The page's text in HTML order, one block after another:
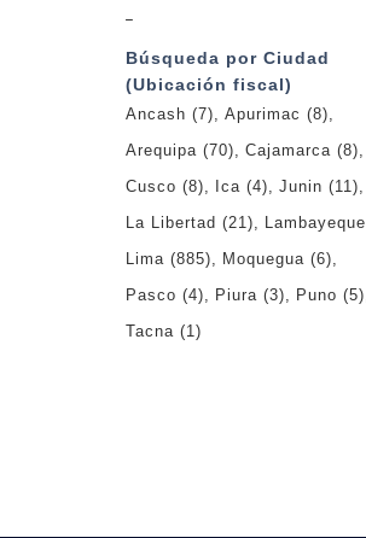
Búsqueda por Ciudad
(Ubicación fiscal)
Ancash (7) Apurimac (8)
Arequipa (70) Cajamarca (8)
Cusco (8) Ica (4) Junin (11)
La Libertad (21) Lambayeque
Lima (885) Moquegua (6)
Pasco (4) Piura (3) Puno (5)
Tacna (1)